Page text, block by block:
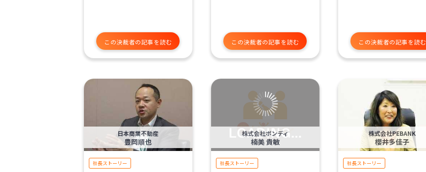
この決裁者の記事を読む この決裁者の記事を読む この決裁者の記事を読む
日本商業不動産
豊岡順也
社長ストーリー
株式会社ボンディ
楠美 貴敏
社長ストーリー
株式会社PEBANK
櫻井多佳子
社長ストーリー